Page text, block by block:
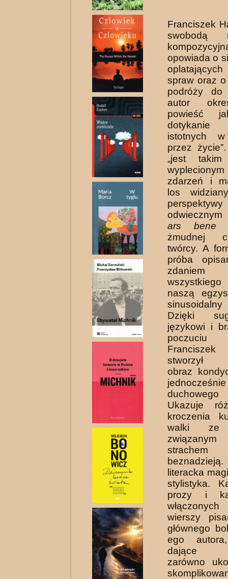
Franciszek
swobodą
opo­wiada o
oplatających
spraw oraz
podróży do
autor
powieść
istotnych
przez
„jest takim
zdarzeń i
los
ars bene
żmudnej
twórcy. A
próba
naszą
Dzięki
językowi i
stworzył
obraz
Ukazuje
kroczenia
walki
beznadzieją.
literacka
stylistyka.
prozy i
wierszy
głównego
ego
dające
zarówno